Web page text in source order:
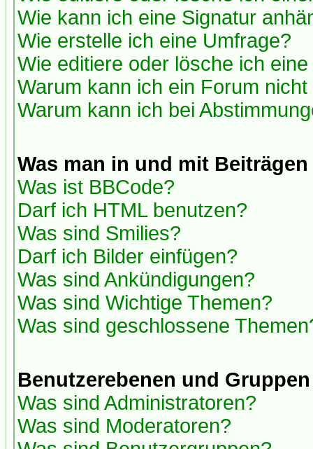
Wie kann ich eine Signatur
Wie erstelle ich eine Umfrage?
Wie editiere oder lösche ich
Warum kann ich ein Forum
Warum kann ich bei
Was man in und mit
Was ist BBCode?
Darf ich HTML benutzen?
Was sind Smilies?
Darf ich Bilder einfügen?
Was sind Ankündigungen?
Was sind Wichtige Themen?
Was sind geschlossene
Benutzerebenen und Gruppen
Was sind Administratoren?
Was sind Moderatoren?